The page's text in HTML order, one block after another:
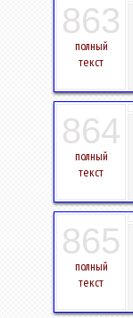
863
полный
текст
864
полный
текст
865
полный
текст